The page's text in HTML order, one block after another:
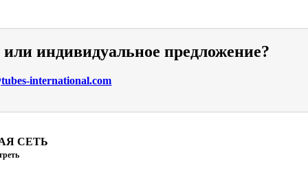
индивидуальное предложение?
international.com
СЕТЬ